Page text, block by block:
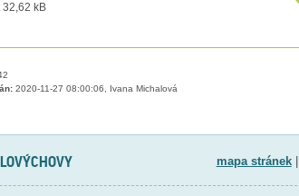
32,62 kB
2020-11-27 08:00:06, Ivana Michalová
mapa stránek|